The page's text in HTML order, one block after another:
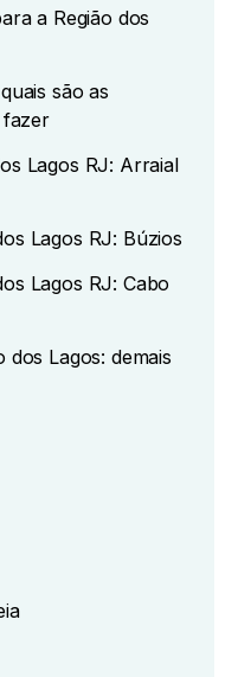
a Região dos
são as
fazer
Lagos RJ: Arraial
Lagos RJ: Búzios
Lagos RJ: Cabo
dos Lagos: demais